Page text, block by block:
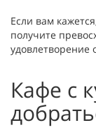
Если вам
получите
удовлетворение
Кафе с